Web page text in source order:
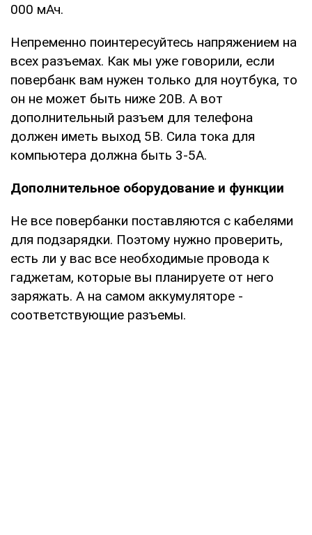
000 мАч.
Непременно поинтересуйтесь напряжением на
всех разъемах. Как мы уже говорили, если
повербанк вам нужен только для ноутбука, то
он не может быть ниже 20В. А вот
дополнительный разъем для телефона
должен иметь выход 5В. Сила тока для
компьютера должна быть 3-5А.
Дополнительное оборудование и функции
Не все повербанки поставляются с кабелями
для подзарядки. Поэтому нужно проверить,
есть ли у вас все необходимые провода к
гаджетам, которые вы планируете от него
заряжать. А на самом аккумуляторе -
соответствующие разъемы.